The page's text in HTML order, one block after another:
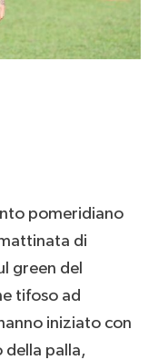
pomeridiano
di
green del
tifoso ad
iniziato con
della palla,